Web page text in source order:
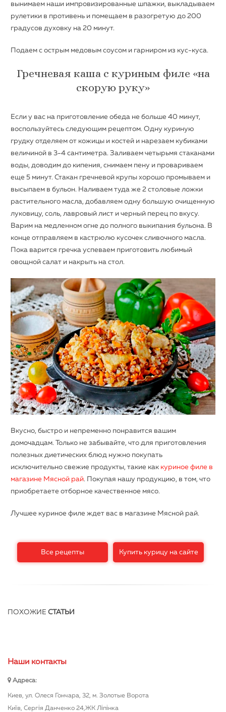
вынимаем наши импровизированные шпажки, выкладываем
рулетики в противень и помещаем в разогретую до 200
градусов духовку на 20 минут.
Подаем с острым медовым соусом и гарниром из кус-куса.
Гречневая каша с куриным филе «на
скорую руку»
Если у вас на приготовление обеда не больше 40 минут,
воспользуйтесь следующим рецептом. Одну куриную
грудку отделяем от кожицы и костей и нарезаем кубиками
величиной в 3-4 сантиметра. Заливаем четырьмя стаканами
воды, доводим до кипения, снимаем пену и провариваем
еще 5 минут. Стакан гречневой крупы хорошо промываем и
высыпаем в бульон. Наливаем туда же 2 столовые ложки
растительного масла, добавляем одну большую очищенную
луковицу, соль, лавровый лист и черный перец по вкусу.
Варим на медленном огне до полного выкипания бульона. В
конце отправляем в кастрюлю кусочек сливочного масла.
Пока варится гречка успеваем приготовить любимый
овощной салат и накрыть на стол.
Вкусно, быстро и непременно понравится вашим
домочадцам. Только не забывайте, что для приготовления
полезных диетических блюд нужно покупать
исключительно свежие продукты, такие как куриное филе в
магазине Мясной рай. Покупая нашу продукцию, в том, что
приобретаете отборное качественное мясо.
Лучшее куриное филе ждет вас в магазине Мясной рай.
Все рецепты Купить курицу на сайте
ПОХОЖИЕ СТАТЬИ
Наши контакты
Адреса:
Киев, ул. Олеся Гончара, 32, м. Золотые Ворота
Київ, Сергія Данченко 24,ЖК Ліпінка